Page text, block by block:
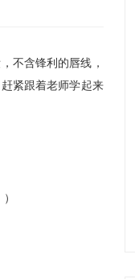
不含锋利的唇线，
紧跟着老师学起来